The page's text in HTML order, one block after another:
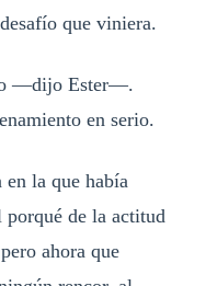
que viniera.
—dijo Ester—.
en serio.
la que había
de la actitud
ahora que